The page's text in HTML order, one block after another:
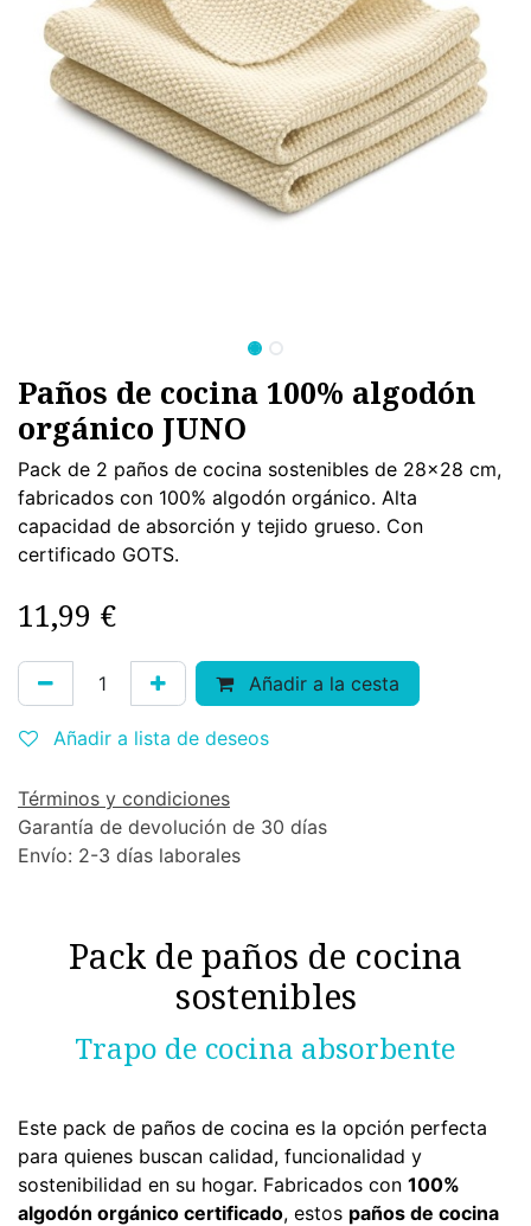
Paños de cocina 100% algodón
orgánico JUNO
Pack de 2 paños de cocina sostenibles de 28x28 cm,
fabricados con 100% algodón orgánico. Alta
capacidad de absorción y tejido grueso. Con
certificado GOTS.
11,99 €
Añadir a la cesta
Añadir a lista de deseos
Términos y condiciones
Garantía de devolución de 30 días
Envío: 2-3 días laborales
​Pack de paños de cocina
sostenibles
Trapo de cocina absorbente
Este pack de paños de cocina es la opción perfecta
para quienes buscan calidad, funcionalidad y
sostenibilidad en su hogar. Fabricados con 100%
algodón orgánico certificado, estos paños de cocina